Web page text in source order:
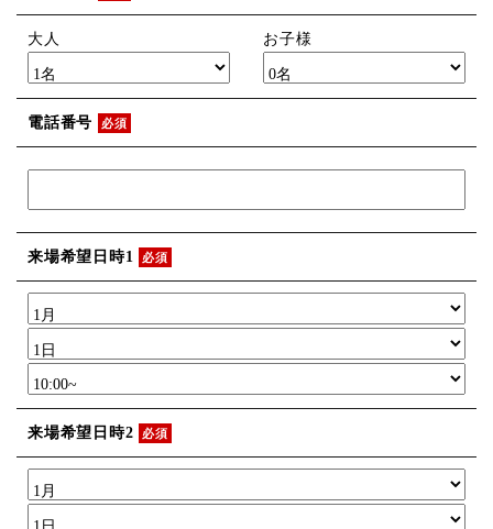
大人 お子様
電話番号 必須
来場希望日時1 必須
来場希望日時2 必須